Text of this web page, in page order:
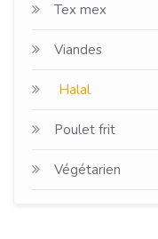
Tex mex
Viandes
Halal
Poulet frit
Végétarien